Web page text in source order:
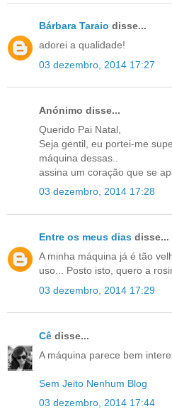
Bárbara Taraio disse...
adorei a qualidade!
03 dezembro, 2014 17:27
Anónimo disse...
Querido Pai Natal,
Seja gentil, eu portei-me
máquina dessas..
assina um coração que se
03 dezembro, 2014 17:28
Entre os meus dias disse...
A minha máquina já é tão
uso... Posto isto, quero a
03 dezembro, 2014 17:29
Cê disse...
A máquina parece bem
Sem Jeito Nenhum Blog
03 dezembro, 2014 17:44